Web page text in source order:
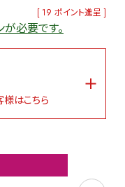
[ 19 ポイント進呈 ]
必要です。
はこちら